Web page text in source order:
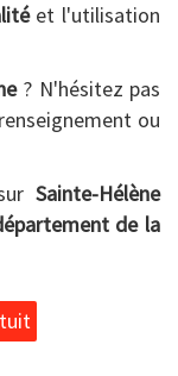
et l'utilisation
? N'hésitez pas
ou
Sainte-Hélène
de la